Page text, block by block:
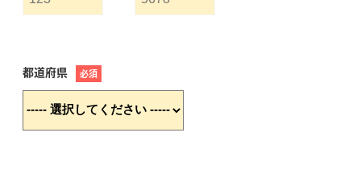
都道府県 必須